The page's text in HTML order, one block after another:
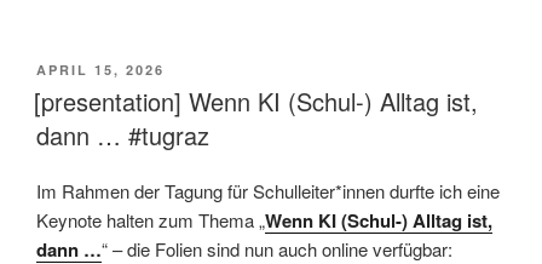
VERÖFFENTLICHT
AM
APRIL 15, 2026
[presentation] Wenn KI (Schul-) Alltag ist,
dann … #tugraz
Im Rahmen der Tagung für Schulleiter*innen durfte ich eine
Keynote halten zum Thema „Wenn KI (Schul-) Alltag ist,
dann …“ – die Folien sind nun auch online verfügbar: